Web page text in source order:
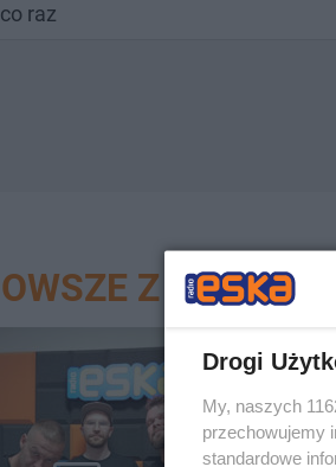
co raz
Z DZIAŁU
Drogi
My, naszych
przechowujemy
standardowe